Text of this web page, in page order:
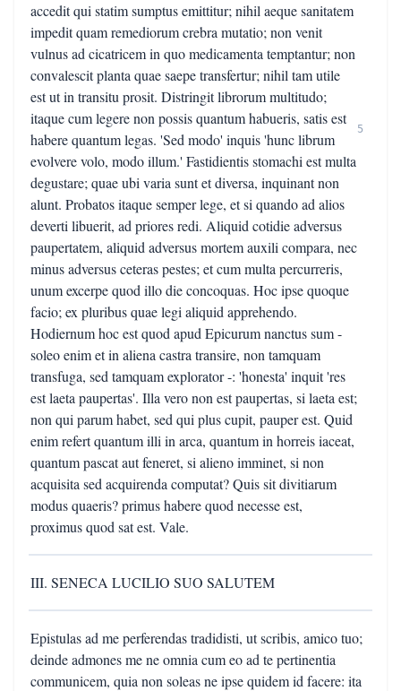
accedit qui statim sumptus emittitur; nihil aeque sanitatem
impedit quam remediorum crebra mutatio; non venit
vulnus ad cicatricem in quo medicamenta temptantur; non
convalescit planta quae saepe transfertur; nihil tam utile
est ut in transitu prosit. Distringit librorum multitudo;
itaque cum legere non possis quantum habueris, satis est
habere quantum legas. 'Sed modo' inquis 'hunc librum
evolvere volo, modo illum.' Fastidientis stomachi est multa
degustare; quae ubi varia sunt et diversa, inquinant non
alunt. Probatos itaque semper lege, et si quando ad alios
deverti libuerit, ad priores redi. Aliquid cotidie adversus
paupertatem, aliquid adversus mortem auxili compara, nec
minus adversus ceteras pestes; et cum multa percurreris,
unum excerpe quod illo die concoquas. Hoc ipse quoque
facio; ex pluribus quae legi aliquid apprehendo.
Hodiernum hoc est quod apud Epicurum nanctus sum -
soleo enim et in aliena castra transire, non tamquam
transfuga, sed tamquam explorator -: 'honesta' inquit 'res
est laeta paupertas'. Illa vero non est paupertas, si laeta est;
non qui parum habet, sed qui plus cupit, pauper est. Quid
enim refert quantum illi in arca, quantum in horreis iaceat,
quantum pascat aut feneret, si alieno imminet, si non
acquisita sed acquirenda computat? Quis sit divitiarum
modus quaeris? primus habere quod necesse est,
proximus quod sat est. Vale.
5
III. SENECA LUCILIO SUO SALUTEM
Epistulas ad me perferendas tradidisti, ut scribis, amico tuo;
deinde admones me ne omnia cum eo ad te pertinentia
communicem, quia non soleas ne ipse quidem id facere: ita